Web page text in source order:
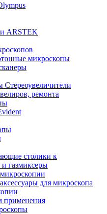
ARSTEK
микроскопы
ремонта
столики к
газмиксеры
для микроскопа
применения